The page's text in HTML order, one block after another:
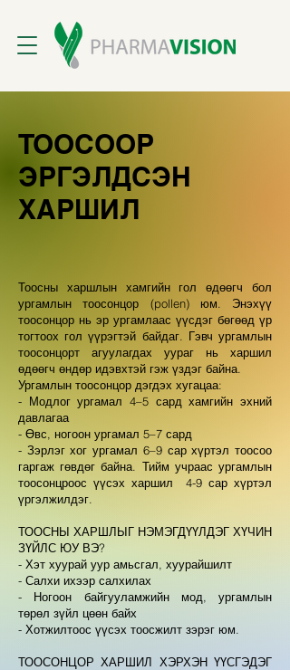
ТООСООР
ЭРГЭЛДСЭН
ХАРШИЛ
Тоосны харшлын хамгийн гол өдөөгч бол
ургамлын тоосонцор (pollen) юм. Энэхүү
тоосонцор нь эр ургамлаас үүсдэг бөгөөд үр
тогтоох гол үүрэгтэй байдаг. Гэвч ургамлын
тоосонцорт агуулагдах уураг нь харшил
өдөөгч өндөр идэвхтэй гэж үздэг байна. ​
Ургамлын тоосонцор дэгдэх хугацаа:
- Модлог ургамал 4–5 сард хамгийн эхний
давлагаа
- Өвс, ногоон ургамал 5–7 сард
- Зэрлэг хог ургамал 6–9 сар хүртэл тоосоо
гаргаж гөвдөг байна. Тийм учраас ургамлын
тоосонцроос үүсэх харшил 4-9 сар хүртэл
үргэлжилдэг. ​
ТООСНЫ ХАРШЛЫГ НЭМЭГДҮҮЛДЭГ ХҮЧИН
ЗҮЙЛС ЮУ ВЭ?
- Хэт хуурай уур амьсгал, хуурайшилт
- Салхи ихээр салхилах
- Ногоон байгууламжийн мод, ургамлын
төрөл зүйл цөөн байх
- Хотжилтоос үүсэх тоосжилт зэрэг юм. ​
ТООСОНЦОР ХАРШИЛ ХЭРХЭН ҮҮСГЭДЭГ